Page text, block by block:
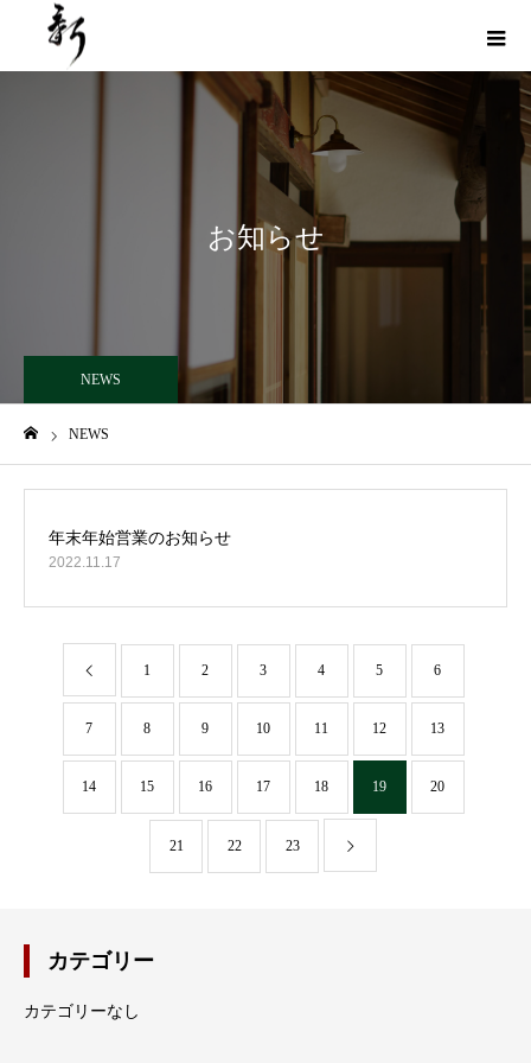
お知らせ
NEWS
NEWS
2022.11.17
1 2 3 4 5 6
7 8 9 10 11 12 13
14 15 16 17 18 19 20
21 22 23
カテゴリー
カテゴリーなし